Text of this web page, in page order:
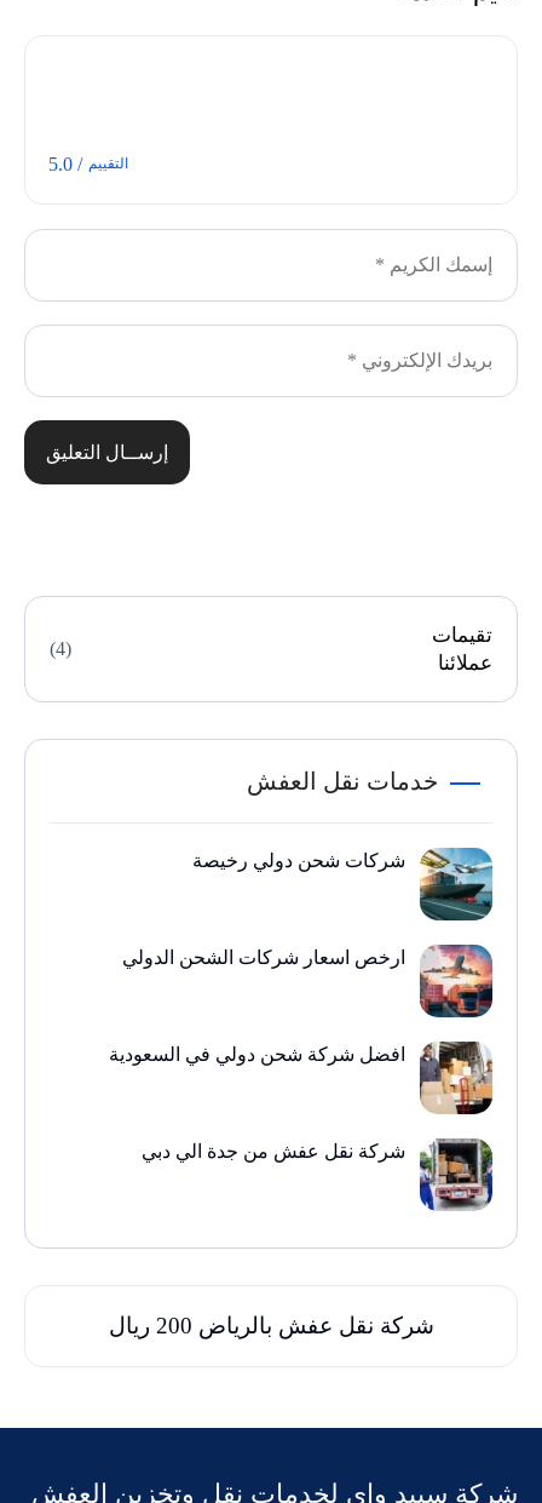
التقييم / 5.0
إرســال التعليق
تقيمات
عملائنا
(4)
خدمات نقل العفش
شركات شحن دولي رخيصة
ارخص اسعار شركات الشحن الدولي
افضل شركة شحن دولي في السعودية
شركة نقل عفش من جدة الي دبي
شركة نقل عفش بالرياض 200 ريال
شركة سبيد واى لخدمات نقل وتخزين العفش